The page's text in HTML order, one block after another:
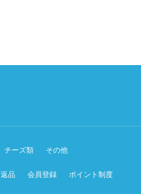
チーズ類 その他
返品 会員登録
ポイント制度